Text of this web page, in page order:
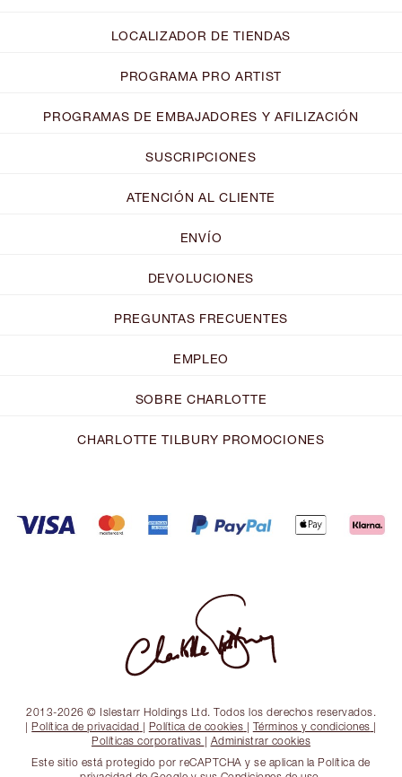
LOCALIZADOR DE TIENDAS
PROGRAMA PRO ARTIST
PROGRAMAS DE EMBAJADORES Y AFILIZACIÓN
SUSCRIPCIONES
ATENCIÓN AL CLIENTE
ENVÍO
DEVOLUCIONES
PREGUNTAS FRECUENTES
EMPLEO
SOBRE CHARLOTTE
CHARLOTTE TILBURY PROMOCIONES
2013-2026 © Islestarr Holdings Ltd. Todos los derechos reservados.
| Política de privacidad | Política de cookies | Términos y condiciones |
Políticas corporativas | Administrar cookies
Este sitio está protegido por reCAPTCHA y se aplican la Política de